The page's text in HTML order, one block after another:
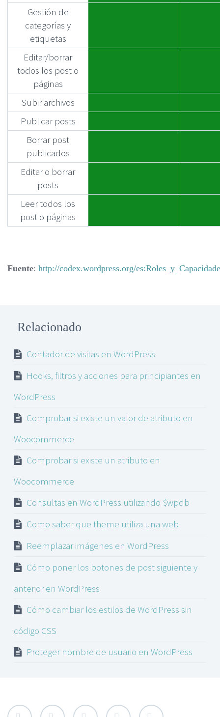
Gestión de
categorías y
etiquetas
Editar/borrar
todos los post o
páginas
Subir archivos
Publicar posts
Borrar post
publicados
Editar o borrar
posts
Leer todos los
post o páginas
Fuente: http://codex.wordpress.org/
Relacionado
Contador de visitas en WordPress
Hooks, filtros y acciones para principiantes en
WordPress
Comprobar si existe un valor de atributo en
Woocommerce
Comprobar si existe un atributo en
Woocommerce
Consultas en WordPress utilizando $wpdb
Como saber que theme utiliza una web
Reemplazar imágenes en WordPress
Cómo poner los botones de post siguiente y
anterior en WordPress
Cómo cambiar los estilos de WordPress sin
código CSS
Proteger nombre de usuario en WordPress